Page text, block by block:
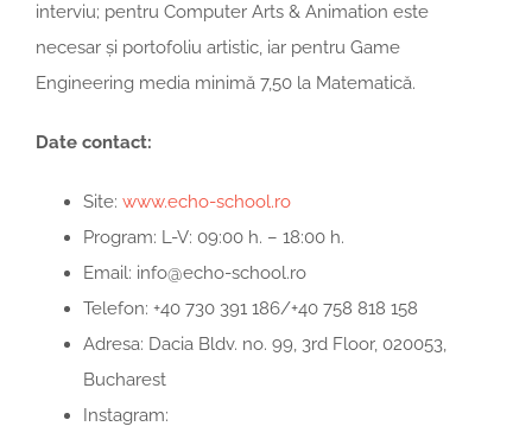
interviu; pentru Computer Arts & Animation este
necesar și portofoliu artistic, iar pentru Game
Engineering media minimă 7,50 la Matematică.
Date contact:
Site: www.echo-school.ro
Program: L-V: 09:00 h. – 18:00 h.
Email: info@echo-school.ro
Telefon: +40 730 391 186/+40 758 818 158
Adresa: Dacia Bldv. no. 99, 3rd Floor, 020053,
Bucharest
Instagram: